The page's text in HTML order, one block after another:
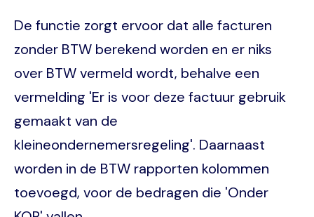
De functie zorgt ervoor dat alle facturen
zonder BTW berekend worden en er niks
over BTW vermeld wordt, behalve een
vermelding 'Er is voor deze factuur gebruik
gemaakt van de
kleineondernemersregeling'. Daarnaast
worden in de BTW rapporten kolommen
toevoegd, voor de bedragen die 'Onder